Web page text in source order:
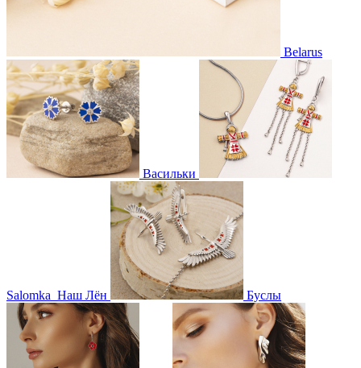
Belarus
Васильки
Salomka Наш Лён Буслы